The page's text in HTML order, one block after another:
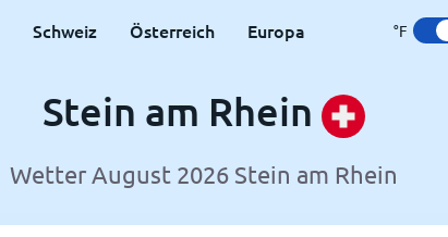
Schweiz Österreich Europa °F
Stein am Rhein
Wetter August 2026 Stein am Rhein